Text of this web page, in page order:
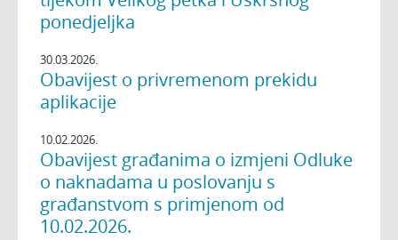
ponedjeljka
30.03.2026.
Obavijest o privremenom prekidu
aplikacije
10.02.2026.
Obavijest građanima o izmjeni Odluke
o naknadama u poslovanju s
građanstvom s primjenom od
10.02.2026.